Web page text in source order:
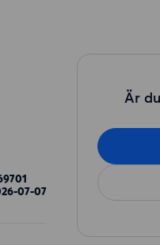
07-07
Är